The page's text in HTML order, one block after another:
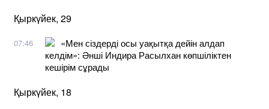
Қыркүйек, 29
07:46
​«Мен сіздерді осы уақытқа дейін алдап
келдім»: Әнші Индира Расылхан көпшіліктен
кешірім сұрады
Қыркүйек, 18